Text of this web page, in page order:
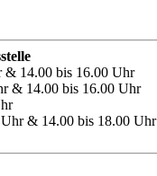
& 14.00 bis 16.00 Uhr
& 14.00 bis 16.00 Uhr
& 14.00 bis 18.00 Uhr